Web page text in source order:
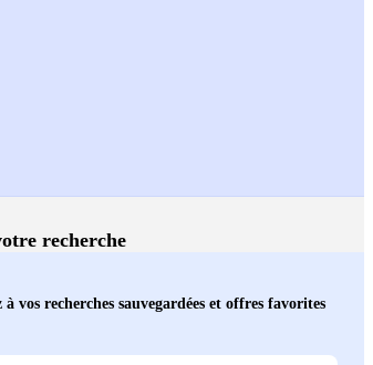
recherche
à vos recherches sauvegardées et offres favorites